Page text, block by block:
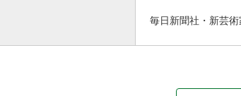
毎日新聞社・新芸